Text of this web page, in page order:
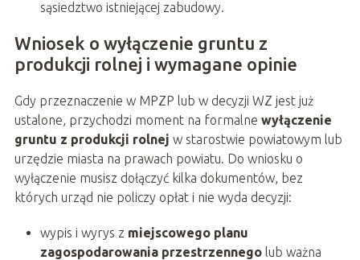
sąsiedztwo istniejącej zabudowy.
Wniosek o wyłączenie gruntu z
produkcji rolnej i wymagane opinie
Gdy przeznaczenie w MPZP lub w decyzji WZ jest już
ustalone, przychodzi moment na formalne wyłączenie
gruntu z produkcji rolnej w starostwie powiatowym lub
urzędzie miasta na prawach powiatu. Do wniosku o
wyłączenie musisz dołączyć kilka dokumentów, bez
których urząd nie policzy opłat i nie wyda decyzji:
wypis i wyrys z miejscowego planu
zagospodarowania przestrzennegolub ważna